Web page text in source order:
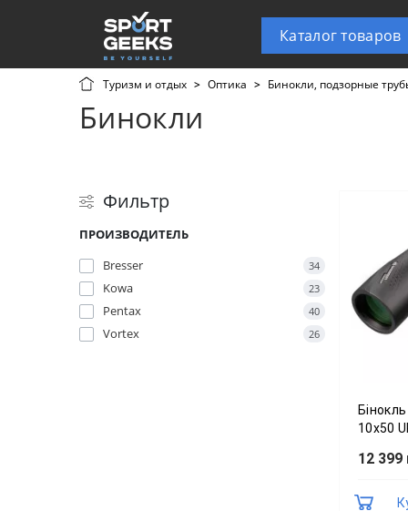
Каталог товаров
Туризм и отдых Оптика Бинокли, подзорные
Бинокли
Фильтр
ПРОИЗВОДИТЕЛЬ
Bresser
34
Kowa 23
Pentax 40
Vortex 26
10x50
12 399